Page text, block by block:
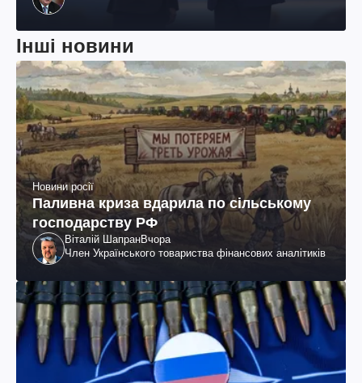
Інші новини
Новини росії
Паливна криза вдарила по сільському
господарству РФ
Віталій ШапранВчора
Член Українського товариства фінансових аналітиків